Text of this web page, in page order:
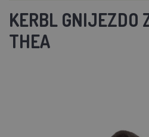
KERBL GNIJEZDO
THEA